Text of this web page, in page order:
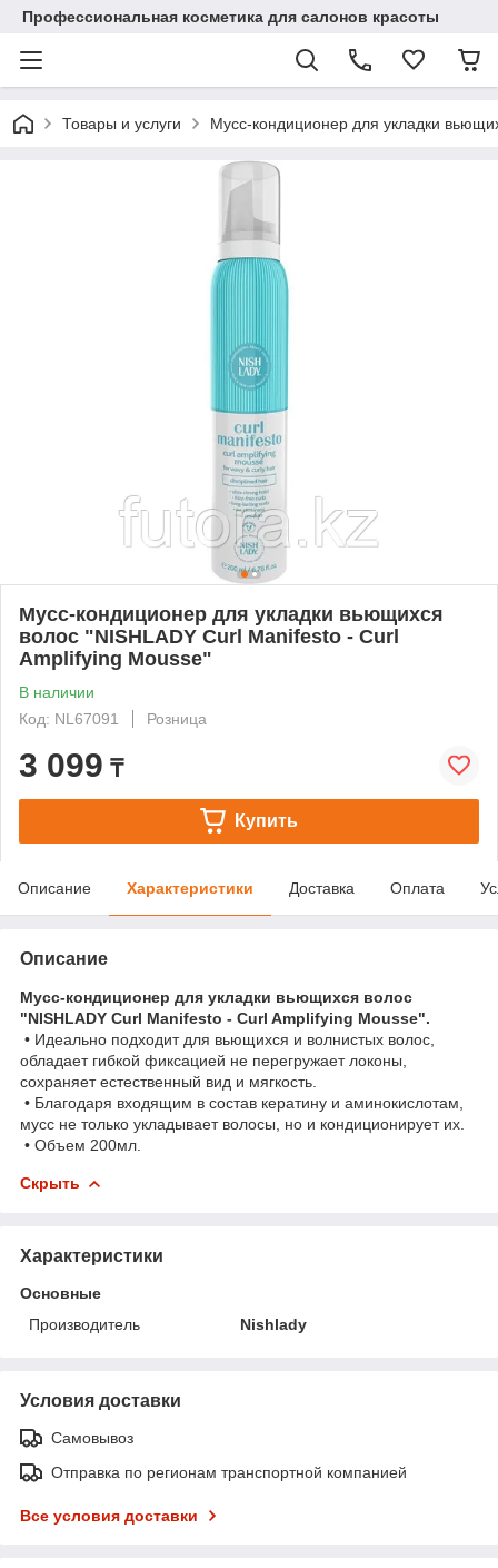
Профессиональная косметика для салонов красоты
Товары и услуги Мусс-кондиционер для укладки
Мусс-кондиционер для укладки вьющихся
волос "NISHLADY Curl Manifesto - Curl
Amplifying Mousse"
В наличии
Код: NL67091
Розница
3 099 ₸
Купить
Описание Характеристики Доставка Оплата
Описание
Мусс-кондиционер для укладки вьющихся волос
"NISHLADY Curl Manifesto - Curl Amplifying Mousse".
• Идеально подходит для вьющихся и волнистых волос,
обладает гибкой фиксацией не перегружает локоны,
сохраняет естественный вид и мягкость.
• Благодаря входящим в состав кератину и аминокислотам,
мусс не только укладывает волосы, но и кондиционирует их.
• Объем 200мл.
Скрыть
Характеристики
Основные
Производитель
Nishlady
Условия доставки
Самовывоз
Отправка по регионам транспортной компанией
Все условия доставки